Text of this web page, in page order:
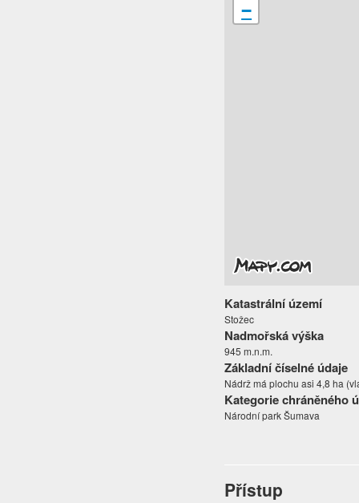
−
Katastrální území
Stožec
Nadmořská výška
945 m.n.m.
Základní číselné údaje
Nádrž má plochu asi 4,8 ha
Kategorie chráněného
Národní park Šumava
Přístup